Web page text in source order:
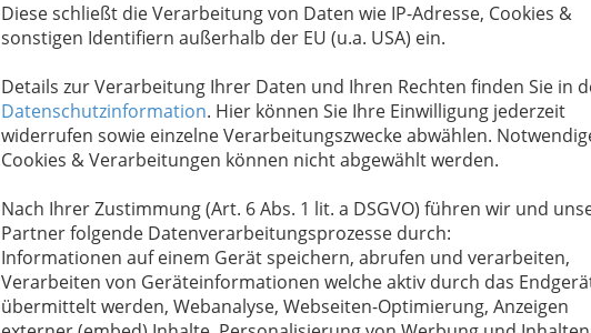
Diese schließt die Verarbeitung von Daten wie IP-Adresse, Cookies &
sonstigen Identifiern außerhalb der EU (u.a. USA) ein.
Details zur Verarbeitung Ihrer Daten und Ihren Rechten finden Sie in
Datenschutzinformation. Hier können Sie Ihre Einwilligung jederzeit
widerrufen sowie einzelne Verarbeitungszwecke abwählen.
Cookies & Verarbeitungen können nicht abgewählt werden.
Nach Ihrer Zustimmung (Art. 6 Abs. 1 lit. a DSGVO) führen wir und
Partner folgende Datenverarbeitungsprozesse durch:
Informationen auf einem Gerät speichern, abrufen und verarbeiten,
Verarbeiten von Geräteinformationen welche aktiv durch das
übermittelt werden, Webanalyse, Webseiten-Optimierung, Anzeigen